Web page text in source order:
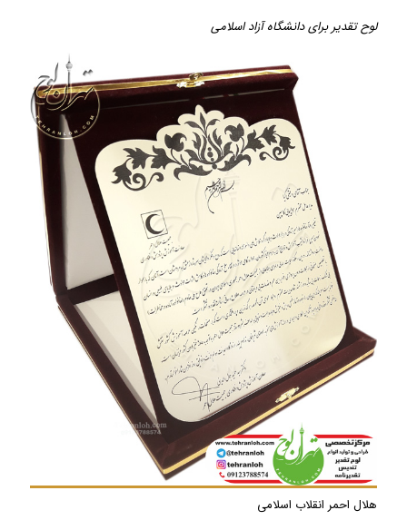
لوح تقدیر برای دانشگاه آزاد اسلامی
هلال احمر انقلاب اسلامی